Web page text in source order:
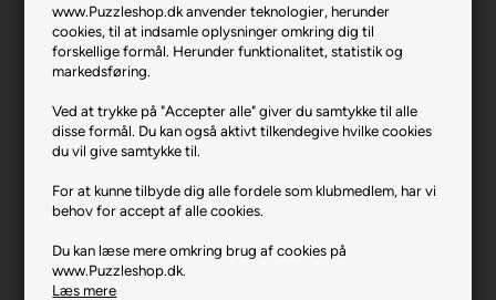
www.Puzzleshop.dk anvender teknologier, herunder
cookies, til at indsamle oplysninger omkring dig til
forskellige formål. Herunder funktionalitet, statistik og
markedsføring.
Ved at trykke på "Accepter alle" giver du samtykke til alle
disse formål. Du kan også aktivt tilkendegive hvilke cookies
du vil give samtykke til.
For at kunne tilbyde dig alle fordele som klubmedlem, har vi
behov for accept af alle cookies.
Du kan læse mere omkring brug af cookies på
www.Puzzleshop.dk.
Læs mere
Varenr.: 0221-1043
Producent
Anatolian
Længde i cm (ca.)
66
Brikstørrelse i cm² (ca.)
Kunstner
Howard Robinson
Producentadresse